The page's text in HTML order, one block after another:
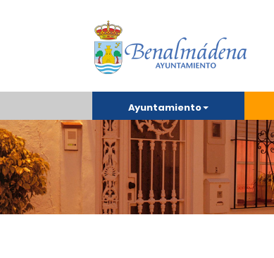
Ayuntamiento